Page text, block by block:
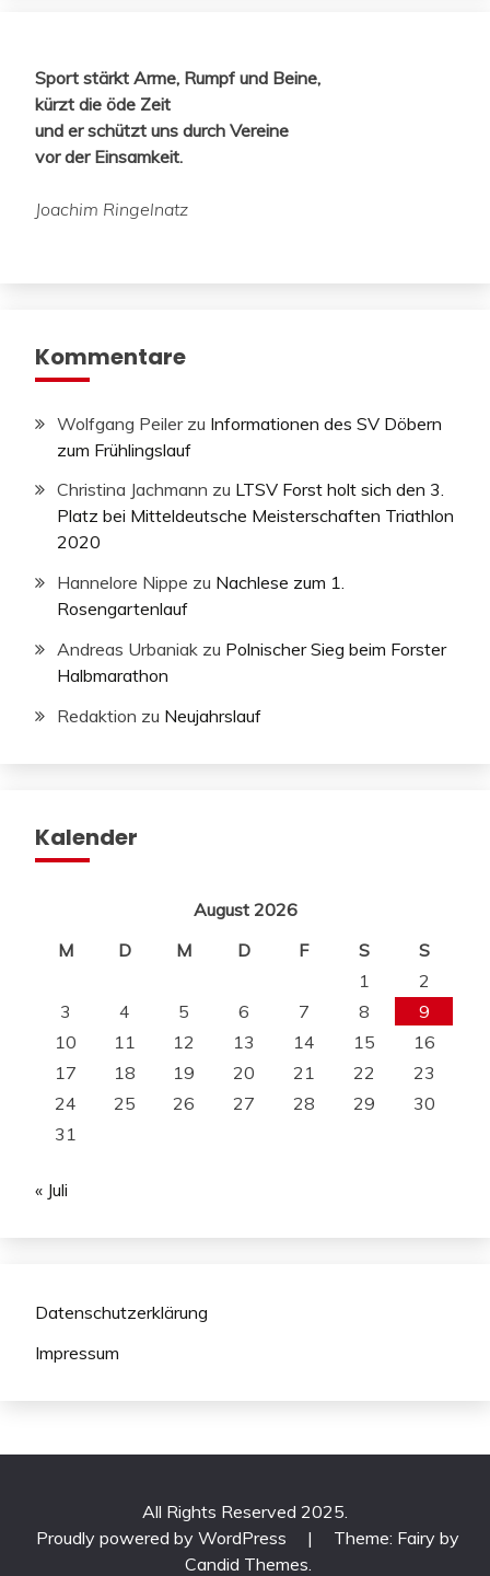
Sport stärkt Arme, Rumpf und Beine,
kürzt die öde Zeit
und er schützt uns durch Vereine
vor der Einsamkeit.
Joachim Ringelnatz
Kommentare
Wolfgang Peilerzu Informationen des SV Döbern
zum Frühlingslauf
Christina Jachmann zu LTSV Forst holt sich den 3.
Platz bei Mitteldeutsche Meisterschaften Triathlon
2020
Hannelore Nippe zu Nachlese zum 1.
Rosengartenlauf
Andreas Urbaniak zu Polnischer Sieg beim Forster
Halbmarathon
Redaktion zu Neujahrslauf
Kalender
August 2026
M
D M D F S
S
1
2
3
4 5 6 7 8
9
10
11 12 13 14 15
16
17
18 19 20 21 22
23
24
25 26 27 28 29
30
31
« Juli
Datenschutzerklärung
Impressum
All Rights Reserved 2025.
Proudly powered by WordPress
|
Theme: Fairy by
Candid Themes